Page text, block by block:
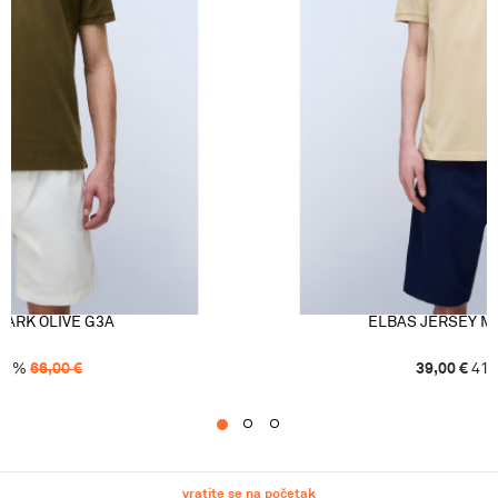
OLIVE G3A
% 66,00€
ELBAS JERSEY
39,00 € 41
vratite se na početak